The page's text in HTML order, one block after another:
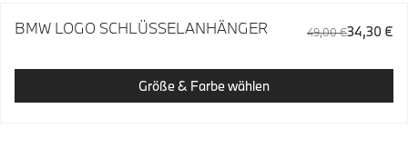
BMW LOGO SCHLÜSSELANHÄNGER 49,00 €34,30 €
Größe & Farbe wählen